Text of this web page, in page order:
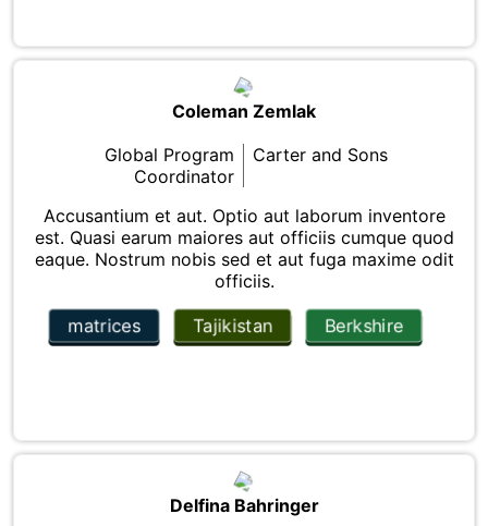
Coleman Zemlak
Global Program
Coordinator
Carter and Sons
Accusantium et aut. Optio aut laborum inventore
est. Quasi earum maiores aut officiis cumque quod
eaque. Nostrum nobis sed et aut fuga maxime odit
officiis.
matrices Tajikistan Berkshire
Delfina Bahringer